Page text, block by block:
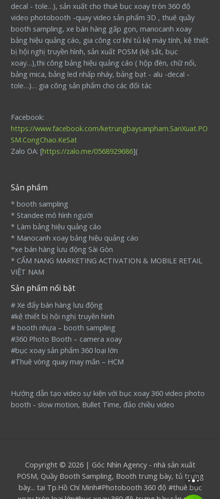
decal - tole…), sản xuất cho thuê bục xoay tròn 360 độ
video photobooth -quay video sản phẩm 3D , thuê quầy
booth sampling, xe bán hàng gấp gọn, manocanh xoay
bảng hiệu quảng cáo, gia công cơ khí tủ kệ máy tính, kệ thiết
bị hội nghị truyền hình, sản xuất POSM (kệ sắt, bục
xoay…),thi công bảng hiệu quảng cáo ( hộp đèn, chữ nổi,
bảng mica, bảng led nhấp nháy, bảng bạt - alu -decal -
tole…)… gia công sản phẩm cho các đối tác
Facebook:
https://www.facebook.com/ketrungbaysanpham.SanXuat.PO
SM.CongChao.KeSat
Zalo OA: [https://zalo.me/0568929686](
Sản phẩm
* booth sampling
* Standee mô hình người
* Làm bảng hiệu quảng cáo
* Manocanh xoay bảng hiệu quảng cáo
*xe bán hàng lưu động Sài Gòn
* CẨM NANG MARKETING ACTIVATION & MOBILE RETAIL
VIỆT NAM
Sản phẩm nổi bật
# Xe đẩy bán hàng lưu động
#kệ thiết bị hội nghị truyền hình
# booth nhựa – booth sampling
#360 Photo Booth – camera xoay
#bục xoay sản phẩm 360 loại lớn
#Thuê vòng quay may mắn – HCM
Hướng dẫn tạo video sự kiện với bục xoay 360 video photo
booth - slow motion, Bullet Time, đảo chiều video
Copyright © 2026 | Góc Nhìn Agency - nhà sản xuất
POSM, Quầy Booth Sampling, Booth trưng bày, tủ trưng
bày... tại Tp.Hồ Chí Minh#Photobooth 360 độ #thuê bục